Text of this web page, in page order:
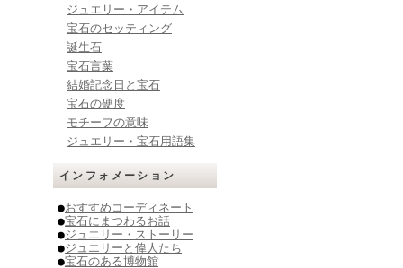
ジュエリー・アイテム
宝石のセッティング
誕生石
宝石言葉
結婚記念日と宝石
宝石の硬度
モチーフの意味
ジュエリー・宝石用語集
インフォメーション
●おすすめコーディネート
●宝石にまつわるお話
●ジュエリー・ストーリー
●ジュエリーと偉人たち
●宝石のある博物館